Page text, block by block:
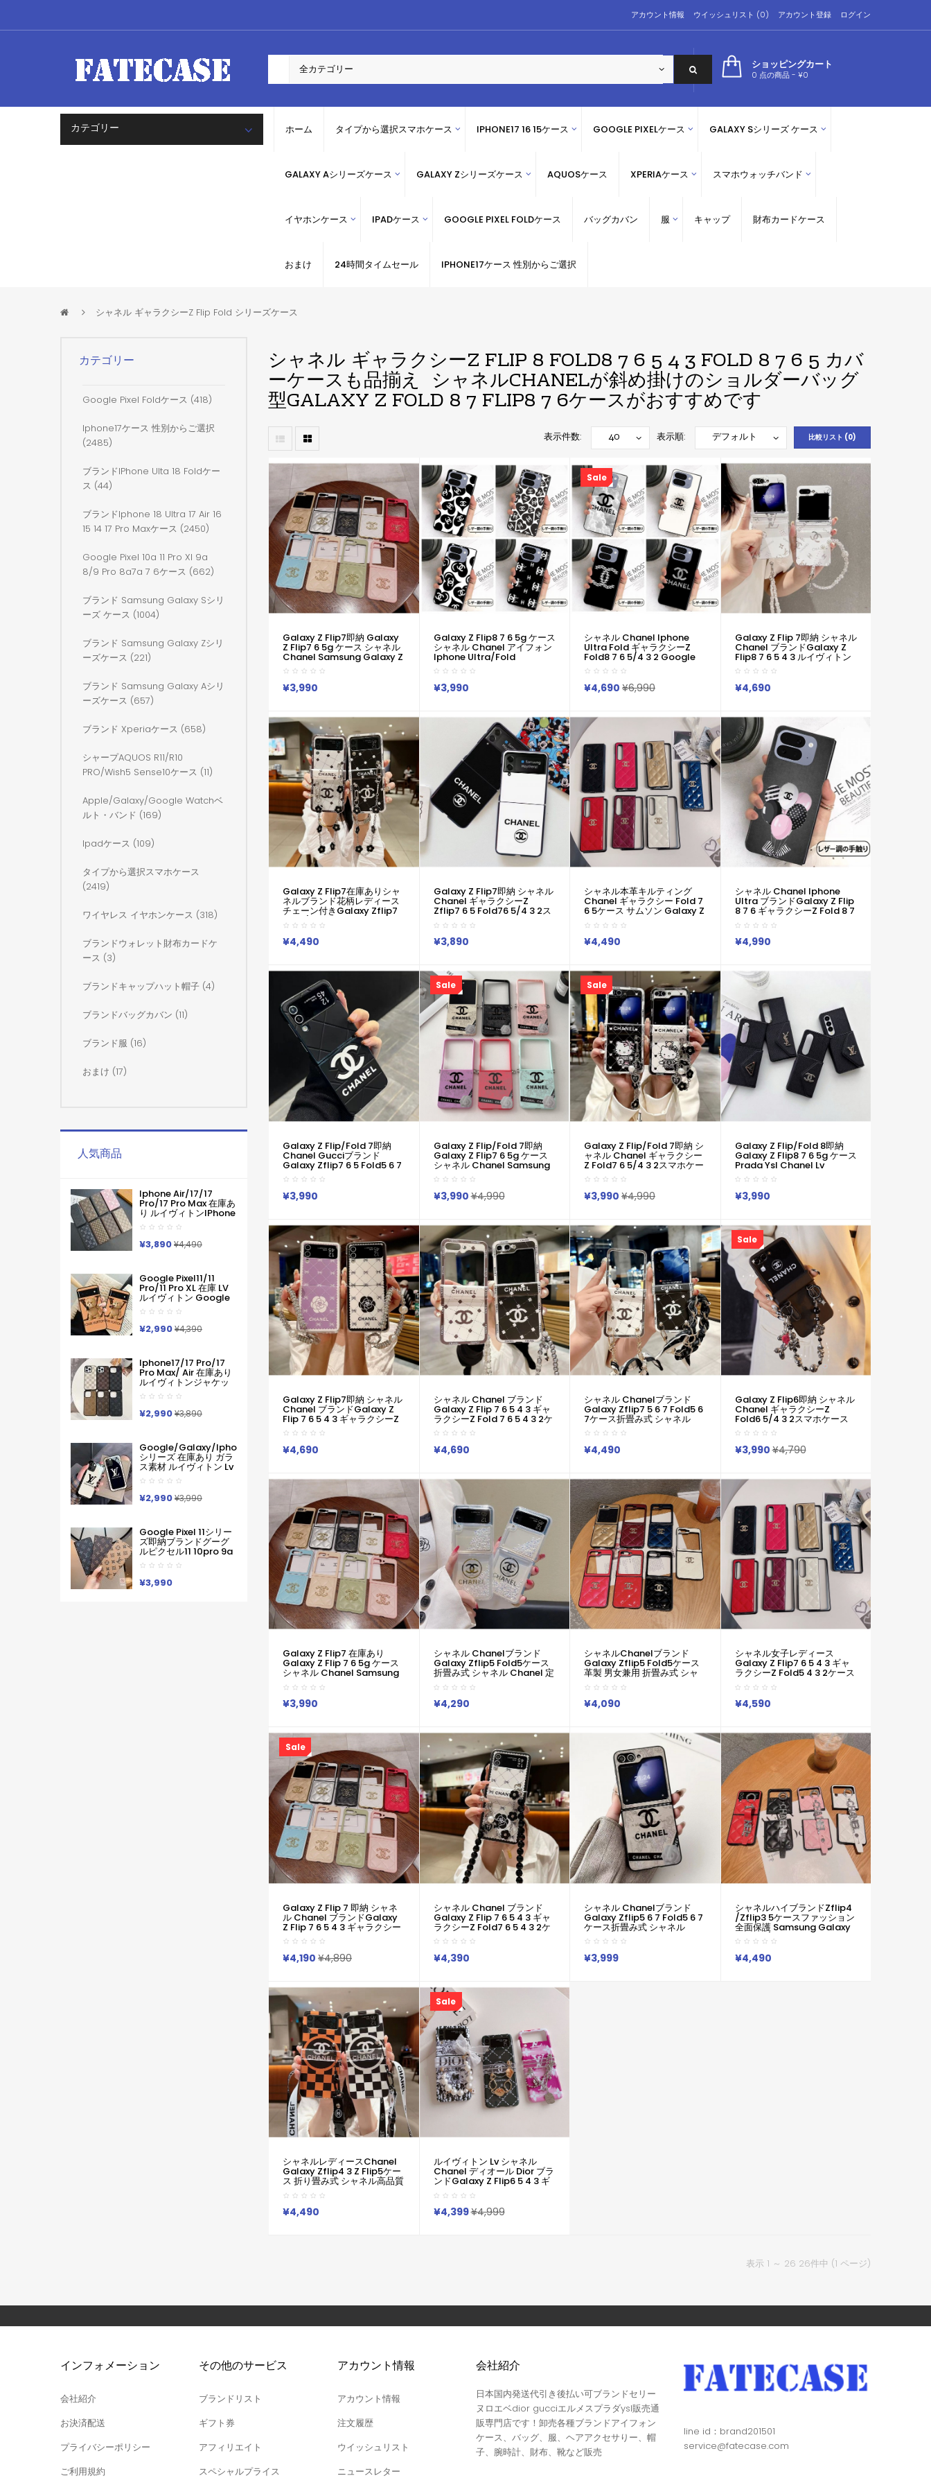
アカウント情報 ウイッシュリスト (0) アカウント登録 ログイン
ショッピングカート
0 点の商品 - ¥0
カテゴリー ホーム タイプから選択スマホケース IPHONE17 16 15ケース GOOGLE PIXELケース GALAXY Sシリーズ ケース
GALAXY Aシリーズケース GALAXY Zシリーズケース AQUOSケース XPERIAケース スマホウォッチバンド
イヤホンケース IPADケース GOOGLE PIXEL FOLDケース バッグカバン 服 キャップ 財布カードケース
おまけ 24時間タイムセール IPHONE17ケース 性別からご選択
シャネル ギャラクシーZ Flip Fold シリーズケース
カテゴリー
Google Pixel Foldケース (418)
Iphone17ケース 性別からご選択
(2485)
ブランドiPhone Ulta 18 Foldケー
ス (44)
ブランドiphone 18 Ultra 17 Air 16
15 14 17 Pro Maxケース (2450)
Google Pixel 10a 11 Pro Xl 9a
8/9 Pro 8a7a 7 6ケース (662)
ブランド Samsung Galaxy Sシリ
ーズ ケース (1004)
ブランド Samsung Galaxy Zシリ
ーズケース (221)
ブランド Samsung Galaxy Aシリ
ーズケース (657)
ブランド Xperiaケース (658)
シャープAQUOS R11/R10
PRO/wish5 Sense10ケース (11)
Apple/galaxy/google Watchベ
ルト・バンド (169)
Ipadケース (109)
タイプから選択スマホケース
(2419)
ワイヤレス イヤホンケース (318)
ブランドウォレット財布カードケ
ース (3)
ブランドキャップハット帽子 (4)
ブランドバッグカバン (11)
ブランド服 (16)
おまけ (17)
人気商品
Iphone Air/17/17
Pro/17 Pro Max 在庫あ
り ルイヴィトンiPhone
Air 17pro Max 16 15
Pro Maxケース手帳型
ブランドグッチカード
入れ IPhone17 16 15 14
Iphone11 12 13 14 手帳
型ケース メンズ本革製
スマホケース アイフォ
ン15 14 13 Pro Max 手
帳 携帯ケース
¥3,890¥4,490
Google Pixel11/11
Pro/11 Pro XL 在庫 LV
ルイヴィトン Google
Pixel 11 10 Pro 9a 6 7a
8 9pro Iphone 16 17
Pro Max Galaxy S26
ケースハイブランド フ
番プリント ルイヴィト
ンGooglePixel6 Pixel7
Pixel8 9グーグ熊柄ル
ピクセル スマホケース
軽い 薄い ハードケース
Pixelなど全機種対応
¥2,990¥4,390
Iphone17/17 Pro/17
Pro Max/ Air 在庫あり
ルイヴィトンジャケッ
ト型モノグラムダミエ
アイホンケース17 16 15
14 Pro Max 15 Plus 激
安革製メンズレディー
Max 16 15 Pro Maxケー
スカバー
¥2,990¥3,890
Google/galaxy/iphone
シリーズ 在庫あり ガラ
ス素材 ルイヴィトン Lv
Google Pixel 10a 10
Pro Xl 9a 8 7 Galaxy
A36 S26 Ultra S25 ア
イフォン17 Pro Max 16
ースサムソン ギャラク
シー S26 S25s24 S23
Ultraケース ルイヴィト
ン Lv ブランド レディー
ス男性女性 Google
¥2,990¥3,990
Google Pixel 11シリー
ズ即納ブランドグーグ
ルピクセル11 10pro 9a
8 Pro 7a 9proXL 手帳
型GalaxyS25 S26 S24
A55 A54 A53 アイフォ
ン16 15 18 17ケースルイ
¥3,990
シャネル ギャラクシーZ FLIP 8 FOLD8 7 6 5 4 3 FOLD 8 7 6 5 カバ
ーケースも品揃え シャネルCHANELが斜め掛けのショルダーバッグ
型GALAXY Z FOLD 8 7 FLIP8 7 6ケースがおすすめです
比較リスト (0)
表示順:
表示件数:
Galaxy Z Flip7即納 Galaxy
Z Flip7 6 5g ケース シャネル
Chanel Samsung Galaxy Z
Flip4 5 3 6 7 ケース シャネル
Chanel サムスン ギャラクシ
ーZフリップ7 6 5 4/Zフリッ
プ3 折り畳み 携帯カバー 送料
レスマホケース 韓国
¥3,990
Galaxy Z Flip8 7 6 5g ケース
シャネル Chanel アイフォン
Iphone Ultra/fold
Samsung Galaxy Z Fold 8
7 6 4 5 3 Google Pixel 11 10
9 Pro Foldケース シャネル
Chanel サムスン ギャラクシ
ップ8 折り畳み 携帯カバー 送
料無料ケースオリジナルオシ
ャレスマホケース 韓国
¥3,990
Sale
シャネル Chanel Iphone
Ultra Fold ギャラクシーZ
Fold8 7 6 5/4 3 2 Google
Pixel 11 10 9 Pro Foldスマホ
ケース シャネル風 レザー調ス
マホケース 4 種セット
Chanel Galaxy Z Flip8 7 6
ャラクシーSamsung
Galaxy Z Fold8 7 6 5 4 3カ
バーアイフォンultra ピクセ
ルpro11 Foldケースカバー人
気男女兼用
¥4,690 ¥6,990
Galaxy Z Flip 7即納 シャネル
Chanel ブランドGalaxy Z
Flip8 7 6 5 4 3 ルイヴィトン
LV ギャラクシーZ Flip8 7 6 5
4 3 2ケースカバー激安ブラン
ド サムソン Galaxy Z Fold8
7 6 5 4 3 2 ギャラクシーZ
カバー
¥4,690
Galaxy Z Flip7在庫ありシャ
ネルブランド花柄レディース
チェーン付きGalaxy Zflip7
6 5 4/flip3ケース可愛いファ
ッションCHANEL Galaxy Z
Flip5 6 7 ケース全面保護人気
ギャラクシー Z フリップケー
¥4,490
Galaxy Z Flip7即納 シャネル
Chanel ギャラクシーZ
Zflip7 6 5 Fold76 5/4 3 2ス
マホケース シャネル Chanel
Galaxy Z Fold7 2/Z Fold3
/Fold5 Flip6 4ケース ブラン
ド ギャラクシーSamsung
ー ケースカバー人気男女兼用
¥3,890
シャネル本革キルティング
Chanel ギャラクシー Fold 7
6 5ケース サムソン Galaxy Z
Flip7 6 5 4 3 2 レザーカバー
シャネル Chanel Iphone17
Pro Max 16 15 14 ケースシャ
ネル Chanel サムソンs26
り畳みギャラクシー Fold7 6
5 4 3 2ケース
¥4,490
シャネル Chanel Iphone
Ultra ブランドGalaxy Z Flip
8 7 6 ギャラクシーZ Fold 8 7
6 5 Google Pixel 11 10 9 Pro
Foldケース シャネルレザー調
横折りたたみケース 激安ブラ
ンド Iphone Ultra サムソン
クシーZ Flip 8 7 6 5 4 シンプ
ルピクセル11 10 9 Pro Foldカ
バー革制
¥4,990
Galaxy Z Flip/Fold 7即納
Chanel Gucciブランド
Galaxy Zflip7 6 5 Fold5 6 7
ケース折畳み式 シャネル グッ
チ 定番Galaxy Zflip 7 6 5 4
3 ケース可愛い女子ギャラク
シー Z フリップ 7 6 5 4 3
シャネル・グッチのモノクロ
極簡ロゴに、折りたたみスマ
ホ向けデザイン
¥3,990
Sale
Galaxy Z Flip/Fold 7即納
Galaxy Z Flip7 6 5g ケース
シャネル Chanel Samsung
Galaxy Z Flip4 5 3 6 7ケース
シャネル Chanel サムスン ギ
ャラクシーZフリップ7 6 5
4/Zフリップ3 折り畳み 携帯
ル風アイコニックダブルC×立
体フラワー付カードポケッ
ト！
¥3,990¥4,990
Sale
Galaxy Z Flip/Fold 7即納 シ
ャネル Chanel ギャラクシー
Z Fold7 6 5/4 3 2スマホケー
ス シャネル Chanel Galaxy
Z Flip7 6 Fold7/Z Fold6
/Fold5ケース ブランド ギャ
ラクシーSamsung Galaxy Z
バー人気男女兼用
¥3,990 ¥4,990
Galaxy Z Flip/Fold 8即納
Galaxy Z Flip8 7 6 5g ケース
Prada Ysl Chanel Lv
Samsung Galaxy Z Flip8 7
6 4 5 3 ケース Prada Ysl
Chanel Lv サムスン ギャラク
シーZフリップ8 7 6 5 4/Zフ
送料無料ケースオリジナルオ
シャレスマホケース 韓国
¥3,990
Galaxy Z Flip7即納 シャネル
Chanel ブランドGalaxy Z
Flip 7 6 5 4 3 ギャラクシーZ
Fold 7 6 5 4 3 2ケースカバー
激安ブランド サムソン
Galaxy Z Fold 7 6 5 4 3 2 ギ
ャラクシーZ Flip 7 6 5 4 シン
¥4,690
シャネル Chanel ブランド
Galaxy Z Flip 7 6 5 4 3 ギャ
ラクシーZ Fold 7 6 5 4 3 2ケ
ースカバー激安ブランド サム
ソン Galaxy Z Fold 7 6 5 4 3
2 ギャラクシーZ Flip 7 6 5 4
シンプルケースカバー
¥4,690
シャネル Chanelブランド
Galaxy Zflip7 5 6 7 Fold5 6
7ケース折畳み式 シャネル
Chanel 定番Galaxy Zflip3
4 5 6 7ケース可愛い女子ギャ
ラクシー Z フリップ3 4 5 6 7
Fold7 6 5 4 3カバー 落下防止
¥4,490
Sale
Galaxy Z Flip6即納 シャネル
Chanel ギャラクシーZ
Fold6 5/4 3 2スマホケース
シャネル Chanel Galaxy Z
Fold2/Z Fold3 /Fold5 Flip6
4ケース ブランド ギャラクシ
ーSamsung Galaxy Z Fold6
気男女兼用 已用
¥3,990¥4,790
Galaxy Z Flip7 在庫あり
Galaxy Z Flip 7 6 5g ケース
シャネル Chanel Samsung
Galaxy Z Flip4 5 3 6 7 ケー
ス シャネル Chanel サムスン
ギャラクシーZフリップ 7 6 5
4/Zフリップ3 折り畳み 携帯
ナルオシャレスマホケース 韓
国
¥3,990
シャネル Chanelブランド
Galaxy Zflip5 Fold5ケース
折畳み式 シャネル Chanel 定
番Galaxy Zflip3 4 5ケース可
愛い女子ギャラクシー Z フリ
ップ3 4 5 Fold5 4 3カバー 落
下防止
¥4,290
シャネルchanelブランド
Galaxy Zflip5 Fold5ケース
革製 男女兼用 折畳み式 シャ
ネルchanel 定番Galaxy
Zflip3 4 5ケース可愛い女子
ギャラクシー Z フリップ3 4 5
Fold5 4 3カバー 落下防止
¥4,090
シャネル女子レディース
Galaxy Z Flip7 6 5 4 3 ギャ
ラクシーZ Fold5 4 3 2ケース
カバー激安ブランド サムソン
Galaxy Z Fold 7 6 5 4 3 2 ギ
ャラクシーz Flip5 4 シンプル
キルティングケースカバー
¥4,590
Sale
Galaxy Z Flip 7 即納 シャネ
ル Chanel ブランドGalaxy
Z Flip 7 6 5 4 3 ギャラクシー
Z Fold7 6 5 4 3 2ケースカバ
ー激安ブランド サムソン
Galaxy Z Fold 6 5 4 3 2 ギャ
ラクシーZ Flip6 5 4 シンプル
¥4,190 ¥4,890
シャネル Chanel ブランド
Galaxy Z Flip 7 6 5 4 3 ギャ
ラクシーZ Fold7 6 5 4 3 2ケ
ースカバー激安ブランド サム
ソン Galaxy Z Fold 7 6 5 4 3
2 ギャラクシーZ Flip6 5 4 シ
ンプルケースカバー
¥4,390
シャネル Chanelブランド
Galaxy Zflip5 6 7 Fold5 6 7
ケース折畳み式 シャネル
Chanel 定番Galaxy Zflip3
4 5 6 7ケース可愛い女子ギャ
ラクシー Z フリップ3 4 5 6 7
Fold7 6 5 4 3カバー 落下防止
¥3,999
シャネルハイブランドZflip4
/Zflip3 5ケースファッション
全面保護 Samsung Galaxy
Zfold4/fold3 5ケース
Chanel ハイブランド 大人気
Galaxy Z Flip 5 / Z Fold5ケ
ース
¥4,490
シャネルレディースChanel
Galaxy Zflip4 3 Z Flip5ケー
ス 折り畳み式 シャネル高品質
Galaxy Zflip 3ケ シャネル ギ
ャラクシーZ フリップ 5 4 3ケ
ース全面保護人気
¥4,490
Sale
ルイヴィトン Lv シャネル
Chanel ディオール Dior ブラ
ンドGalaxy Z Flip6 5 4 3 ギ
ャラクシーZ Fold6 5 4 3 2ケ
ースカバー激安ブランド サム
ソン Galaxy Z Fold 6 5 4 3 2
ギャラクシーZ Flip6 5 4 シン
¥4,399¥4,999
表示 1 ～ 26 26件中 (1 ページ)
インフォメーション
会社紹介
お決済配送
プライバシーポリシー
ご利用規約
その他のサービス
ブランドリスト
ギフト券
アフィリエイト
スペシャルプライス
アカウント情報
アカウント情報
注文履歴
ウイッシュリスト
ニュースレター
会社紹介
日本国内発送代引き後払い可ブランドセリー
ヌロエベdior gucciエルメスプラダysl販売通
販専門店です！卸売各種ブランドアイフォン
ケース、バッグ、服、ヘアアクセサりー、帽
子、腕時計、財布、靴など販売
line id：brand201501
service@fatecase.com